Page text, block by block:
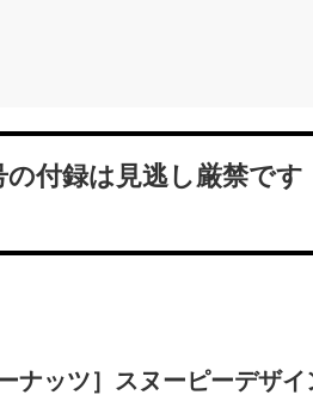
付録は見逃し厳禁です
ナッツ］スヌーピーデザイ